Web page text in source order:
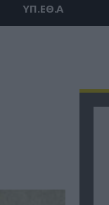
ΥΠ.ΕΘ.Α